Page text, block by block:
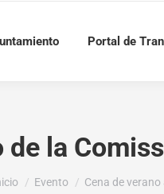
Portal de
de la
aquí:Evento Cena de